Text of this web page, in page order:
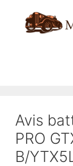
contenu
Avis
PRO
B/